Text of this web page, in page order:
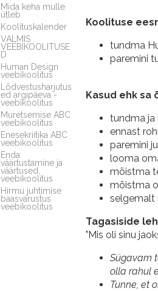
Mida keha mulle
ütleb
Koolituskalender
VALMIS
VEEBIKOOLITUSE
D
Human Design
veebikoolitus
Lõdvestusharjutus
ed argipäeva -
veebikoolitus
Muretsemise ABC
veebikoolitus
Enesekriitika ABC
veebikoolitus
Enda
väärtustamine ja
väärtused,
veebikoolitus
Hirmu juhtimise
baasvarustus
veebikoolitus
Koolituse
tundma
paremini
Kasud ehk sa
tundma ja
ennast
paremini
looma
mõistma
mõistma
selgemalt
Tagasiside
"Mis oli sinu
Sügavam
olla rahul
Tunne, et